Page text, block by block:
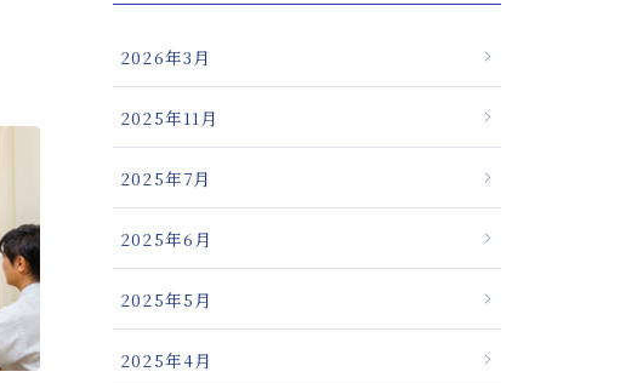
バネ指治療の新たな可能
2026年3月
2025年11月
2025年7月
2025年6月
2025年5月
2025年4月